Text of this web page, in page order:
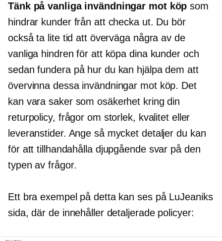
Tänk på vanliga invändningar mot köp som
hindrar kunder från att checka ut. Du bör
också ta lite tid att överväga några av de
vanliga hindren för att köpa dina kunder och
sedan fundera på hur du kan hjälpa dem att
övervinna dessa invändningar mot köp. Det
kan vara saker som osäkerhet kring din
returpolicy, frågor om storlek, kvalitet eller
leveranstider. Ange så mycket detaljer du kan
för att tillhandahålla djupgåendesvar på den
typen av frågor.
Ett bra exempel på detta kan ses på LuJeaniks
sida, där de innehåller detaljerade policyer: